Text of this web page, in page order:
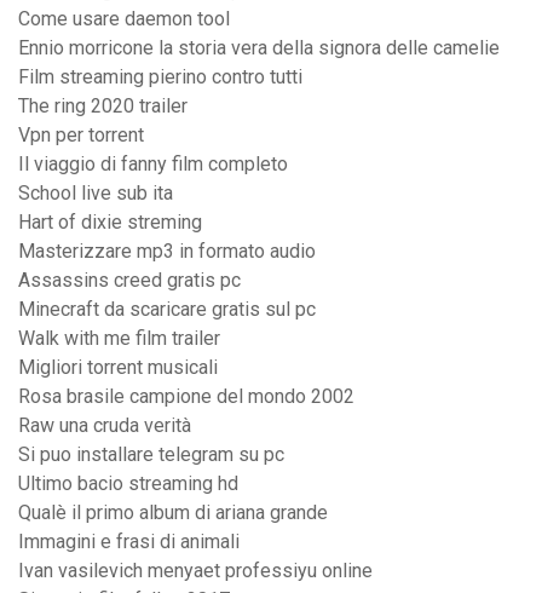
Come usare daemon tool
Ennio morricone la storia vera della signora delle camelie
Film streaming pierino contro tutti
The ring 2020 trailer
Vpn per torrent
Il viaggio di fanny film completo
School live sub ita
Hart of dixie streming
Masterizzare mp3 in formato audio
Assassins creed gratis pc
Minecraft da scaricare gratis sul pc
Walk with me film trailer
Migliori torrent musicali
Rosa brasile campione del mondo 2002
Raw una cruda verità
Si puo installare telegram su pc
Ultimo bacio streaming hd
Qualè il primo album di ariana grande
Immagini e frasi di animali
Ivan vasilevich menyaet professiyu online